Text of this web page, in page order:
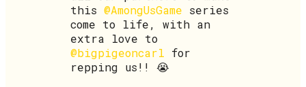
this @AmongUsGame series
come to life, with an
extra love to
@bigpigeoncarl for
repping us!! 😭